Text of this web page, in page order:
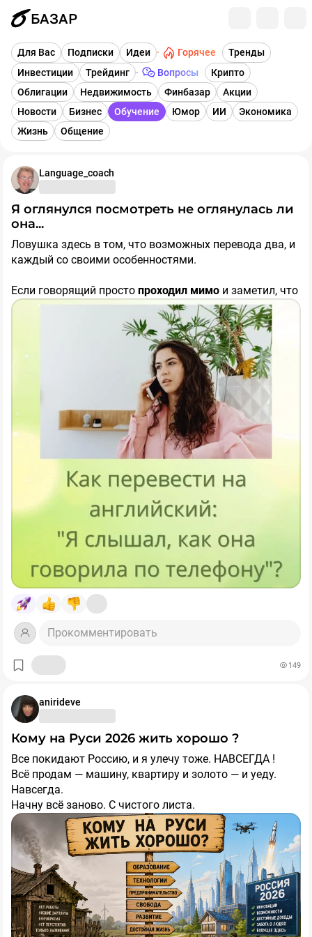
БАЗАР
Для Вас Подписки Идеи Горячее
Тренды
Инвестиции
Трейдинг Вопросы
Крипто
Облигации
Недвижимость Финбазар
Акции
Новости
Бизнес Обучение Юмор ИИ
Экономика
Жизнь
Общение
Language_coach
Я оглянулся посмотреть не оглянулась ли
она...
Ловушка здесь в том, что возможных перевода два, и
каждый со своими особенностями.
Если говорящий просто проходил мимо и заметил, что
она говорила по телефону, то перевод такой: "I heard
on the phone".
после глагола восприятия показывает, что
мы услышали/увидели/заметили действие, когда оно
А вот если мы видели или слышали действие
полностью, то используетсяинфинитив без to.
То есть "I heard hertalkon the phone" означает, что
говорящий слышал телефонный разговор от начала
Тема для обсуждения: как вам кажется, как наиболее
логично перевести следующие два предложения?
Я заметил, что она спала.
Она увидела, как он улыбнулся.
#английский
#финансовыйанглийский
#изучениеанглийского
Хотите подтянуть английскую грамматику? Обратите
внимание на комплект
Прокомментировать
149
anirideve
Кому на Руси 2026 жить хорошо ?
Все покидают Россию, и я улечу тоже. НАВСЕГДА !
Всё продам — машину, квартиру и золото — и уеду.
Навсегда.
Начну всё заново. С чистого листа.
Меня там ждут.
У меня всё там будет лучше, и я буду богаче. Впереди
все возможности и перспективы после 40 лет....так бы
сказал каждый второй сейчас в нашей стране.
Нет, я не уеду. Это моя Родина, здесь мой уголок.
Красивее и чище города, чем Москва, я не видела
нигде. Это мой город и моя любовь.